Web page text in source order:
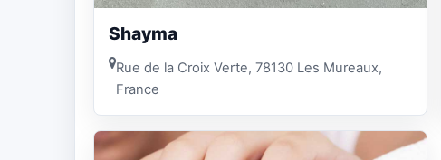
Shayma
Rue de la Croix Verte, 78130 Les Mureaux,
France